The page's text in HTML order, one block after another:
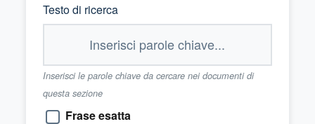
Testo di ricerca
Inserisci le parole chiave da cercare nei documenti di
questa sezione
Frase esatta